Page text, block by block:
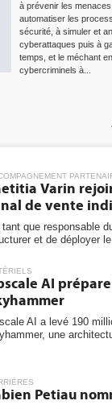
les
du
les
2 La
3
4
IA
Varin
de vente
tant que responsable
et de déployer
AI
AI a levé 190
une
Petiau